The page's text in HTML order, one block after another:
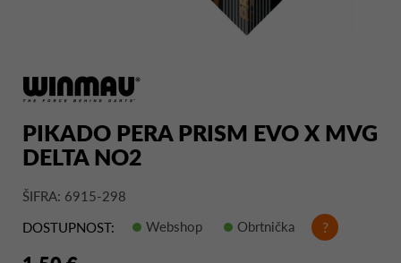
PIKADO PERA PRISM EVO X MVG
DELTA NO2
ŠIFRA: 6915-298
DOSTUPNOST:
Webshop Obrtnička ?